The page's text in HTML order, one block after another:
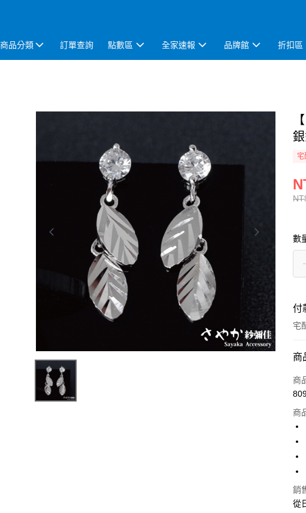
商品分類 訂單查詢 點數區 全家速報 品牌館 折扣區
宅
數
付
宅
全
本
免
免
商
商
商
銷
從